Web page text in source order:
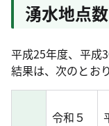
湧水地点数
平成25年度、平成
結果は、次のとおり
令和５